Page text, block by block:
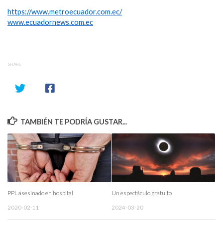
https://www.metroecuador.com.ec/
www.ecuadornews.com.ec
SHARE
TAMBIÉN TE PODRÍA GUSTAR...
PPL asesinado en hospital
2020-02-11
Un espectáculo gratuito
2024-03-20